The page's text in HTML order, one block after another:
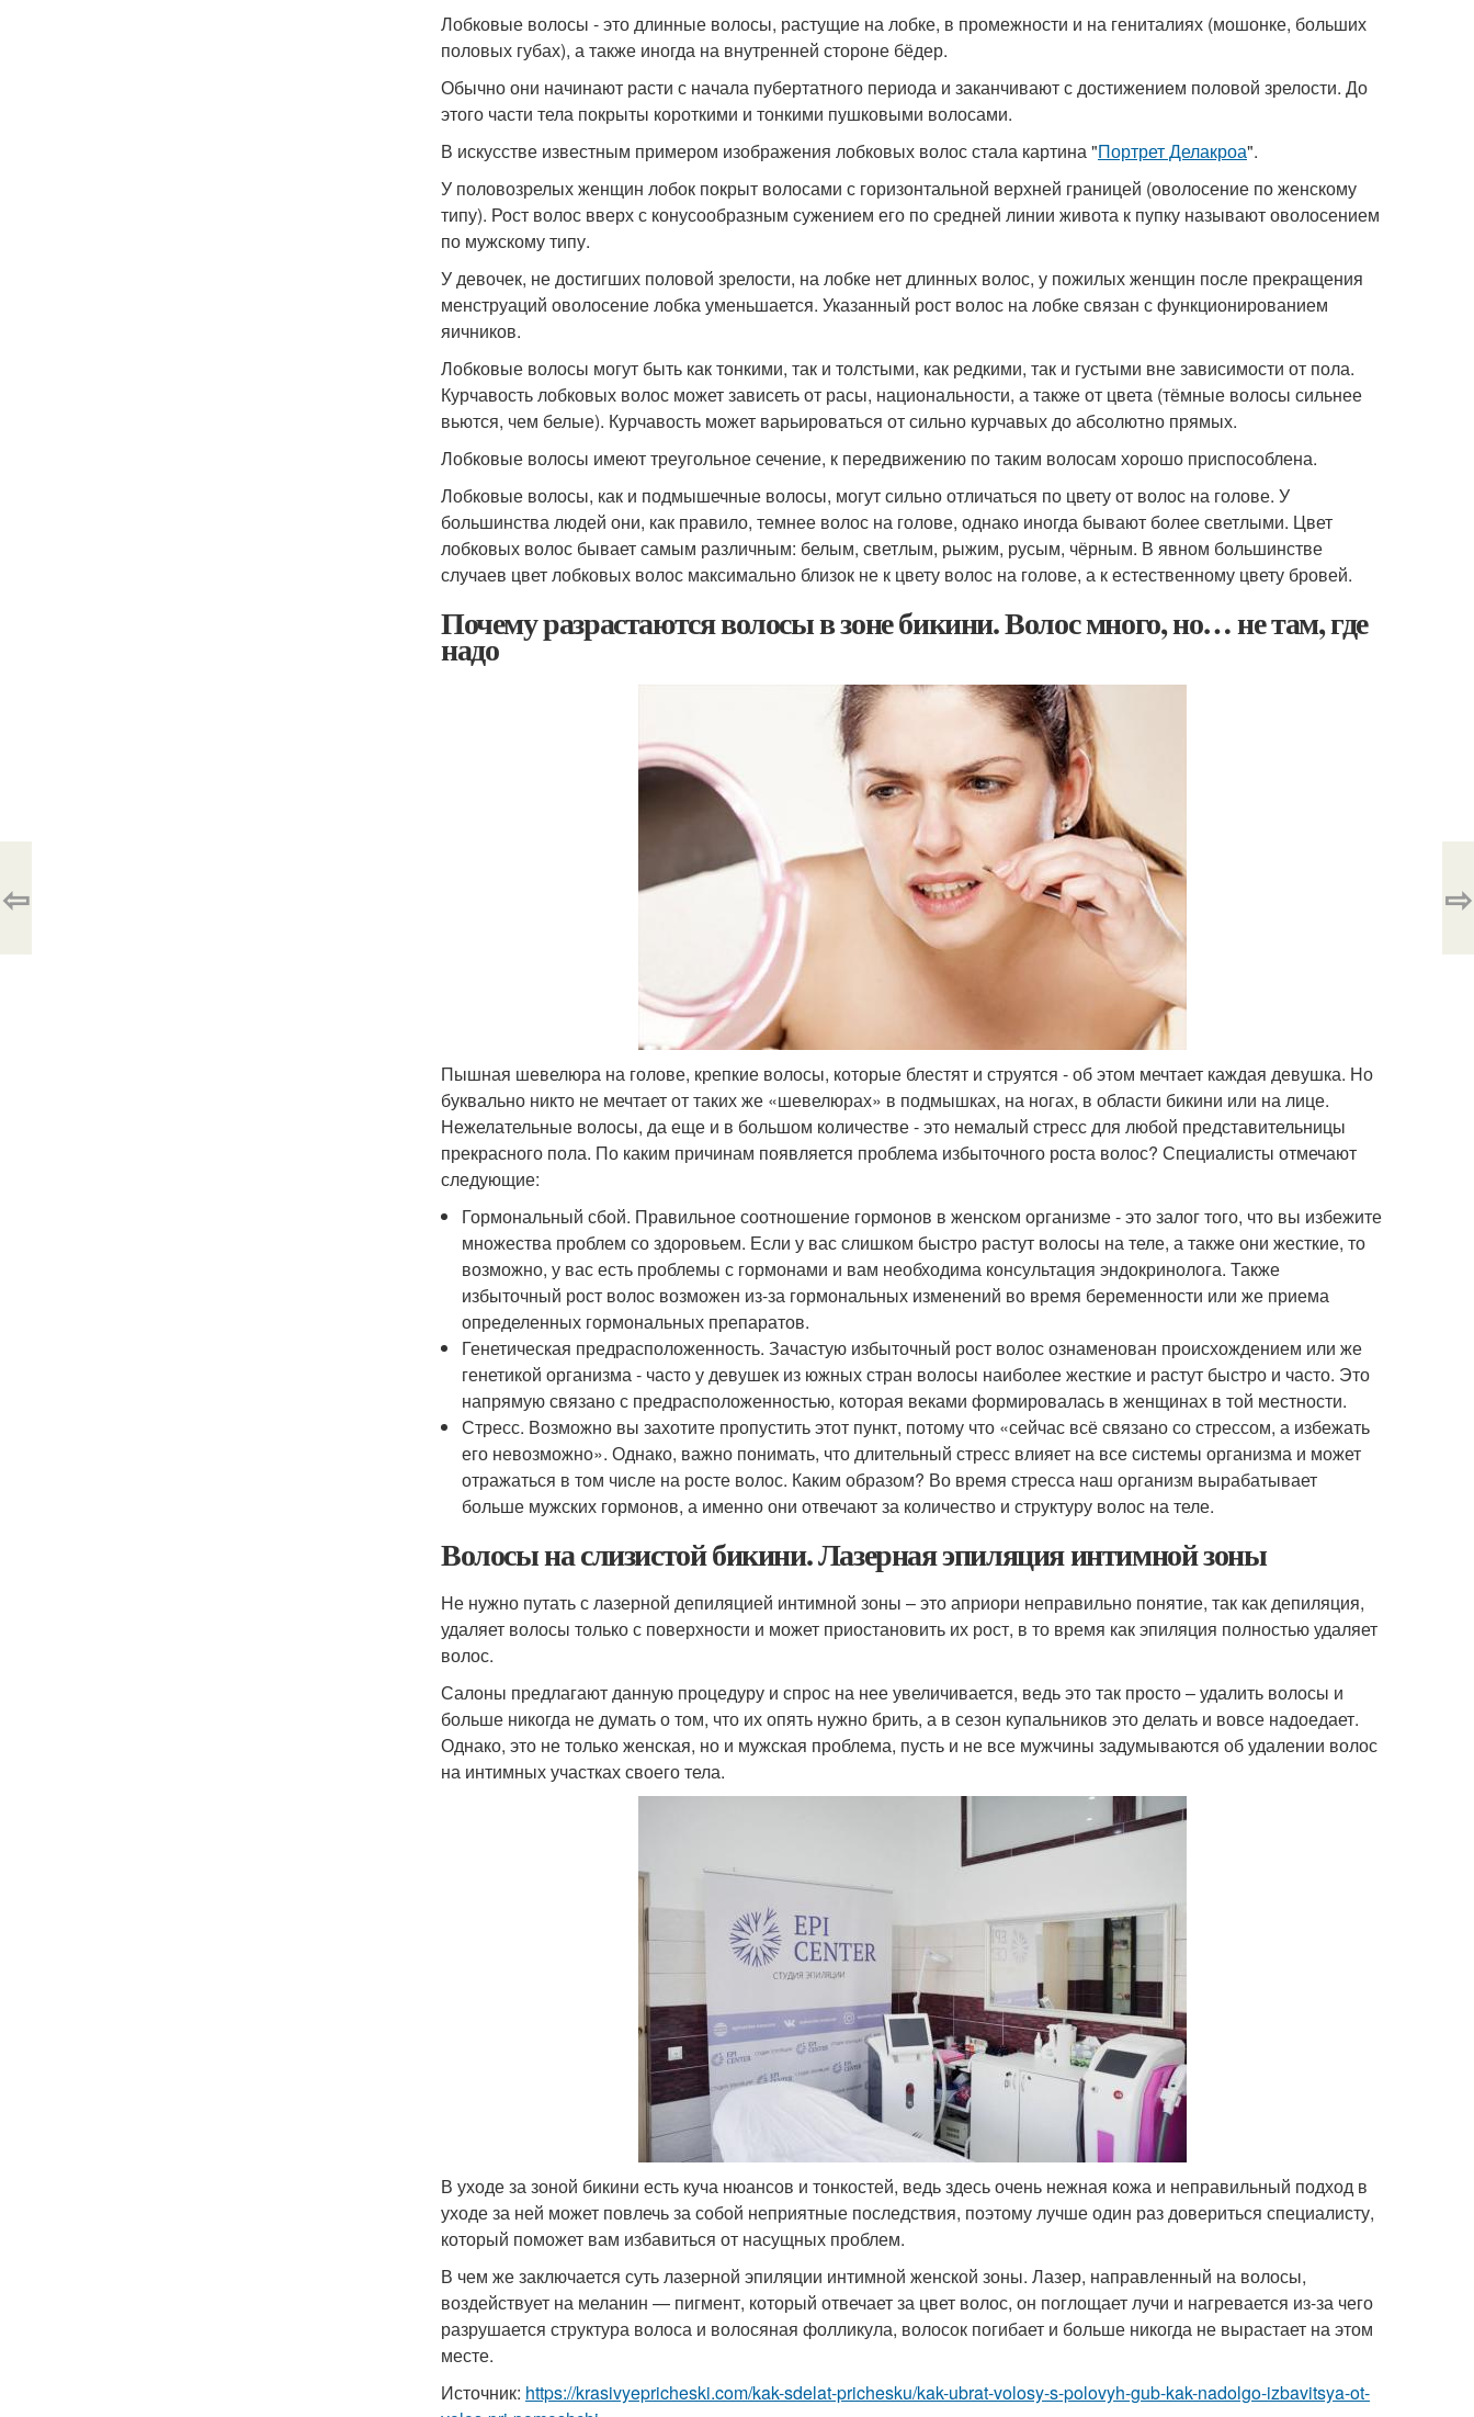
Лобковые волосы - это длинные волосы, растущие на лобке, в промежности и на гениталиях (мошонке, больших
половых губах), а также иногда на внутренней стороне бёдер.
Обычно они начинают расти с начала пубертатного периода и заканчивают с достижением половой зрелости. До
этого части тела покрыты короткими и тонкими пушковыми волосами.
В искусстве известным примером изображения лобковых волос стала картина "Портрет Делакроа".
У половозрелых женщин лобок покрыт волосами с горизонтальной верхней границей (оволосение по женскому
типу). Рост волос вверх с конусообразным сужением его по средней линии живота к пупку называют оволосением
по мужскому типу.
У девочек, не достигших половой зрелости, на лобке нет длинных волос, у пожилых женщин после прекращения
менструаций оволосение лобка уменьшается. Указанный рост волос на лобке связан с функционированием
яичников.
Лобковые волосы могут быть как тонкими, так и толстыми, как редкими, так и густыми вне зависимости от пола.
Курчавость лобковых волос может зависеть от расы, национальности, а также от цвета (тёмные волосы сильнее
вьются, чем белые). Курчавость может варьироваться от сильно курчавых до абсолютно прямых.
Лобковые волосы имеют треугольное сечение, к передвижению по таким волосам хорошо приспособлена.
Лобковые волосы, как и подмышечные волосы, могут сильно отличаться по цвету от волос на голове. У
большинства людей они, как правило, темнее волос на голове, однако иногда бывают более светлыми. Цвет
лобковых волос бывает самым различным: белым, светлым, рыжим, русым, чёрным. В явном большинстве
случаев цвет лобковых волос максимально близок не к цвету волос на голове, а к естественному цвету бровей.
Почему разрастаются волосы в зоне бикини. Волос много, но… не там, где
надо
Пышная шевелюра на голове, крепкие волосы, которые блестят и струятся - об этом мечтает каждая девушка. Но
буквально никто не мечтает от таких же «шевелюрах» в подмышках, на ногах, в области бикини или на лице.
Нежелательные волосы, да еще и в большом количестве - это немалый стресс для любой представительницы
прекрасного пола. По каким причинам появляется проблема избыточного роста волос? Специалисты отмечают
следующие:
Гормональный сбой. Правильное соотношение гормонов в женском организме - это залог того, что вы избежите
множества проблем со здоровьем. Если у вас слишком быстро растут волосы на теле, а также они жесткие, то
возможно, у вас есть проблемы с гормонами и вам необходима консультация эндокринолога. Также
избыточный рост волос возможен из-за гормональных изменений во время беременности или же приема
определенных гормональных препаратов.
Генетическая предрасположенность. Зачастую избыточный рост волос ознаменован происхождением или же
генетикой организма - часто у девушек из южных стран волосы наиболее жесткие и растут быстро и часто. Это
напрямую связано с предрасположенностью, которая веками формировалась в женщинах в той местности.
Стресс. Возможно вы захотите пропустить этот пункт, потому что «сейчас всё связано со стрессом, а избежать
его невозможно». Однако, важно понимать, что длительный стресс влияет на все системы организма и может
отражаться в том числе на росте волос. Каким образом? Во время стресса наш организм вырабатывает
больше мужских гормонов, а именно они отвечают за количество и структуру волос на теле.
Волосы на слизистой бикини. Лазерная эпиляция интимной зоны
Не нужно путать с лазерной депиляцией интимной зоны – это априори неправильно понятие, так как депиляция,
удаляет волосы только с поверхности и может приостановить их рост, в то время как эпиляция полностью удаляет
волос.
Салоны предлагают данную процедуру и спрос на нее увеличивается, ведь это так просто – удалить волосы и
больше никогда не думать о том, что их опять нужно брить, а в сезон купальников это делать и вовсе надоедает.
Однако, это не только женская, но и мужская проблема, пусть и не все мужчины задумываются об удалении волос
на интимных участках своего тела.
В уходе за зоной бикини есть куча нюансов и тонкостей, ведь здесь очень нежная кожа и неправильный подход в
уходе за ней может повлечь за собой неприятные последствия, поэтому лучше один раз довериться специалисту,
который поможет вам избавиться от насущных проблем.
В чем же заключается суть лазерной эпиляции интимной женской зоны. Лазер, направленный на волосы,
воздействует на меланин — пигмент, который отвечает за цвет волос, он поглощает лучи и нагревается из-за чего
разрушается структура волоса и волосяная фолликула, волосок погибает и больше никогда не вырастает на этом
месте.
Источник: https://krasivyepricheski.com/kak-sdelat-prichesku/kak-ubrat-volosy-s-polovyh-gub-kak-nadolgo-izbavitsya-ot-
⇦ ⇨